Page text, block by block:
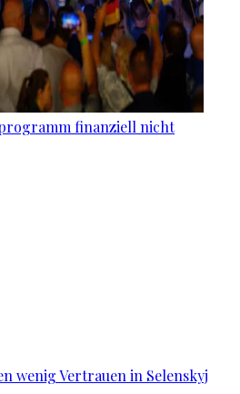
finanziell nicht
wenig Vertrauen in Selenskyj